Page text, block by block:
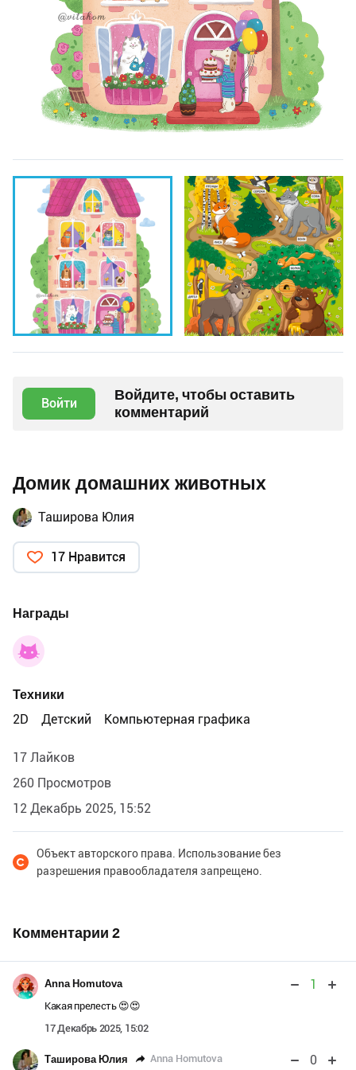
Войти
Войдите, чтобы оставить
комментарий
Домик домашних животных
Таширова Юлия
17 Нравится
Награды
Техники
2D
Детский Компьютерная графика
17 Лайков
260 Просмотров
12 Декабрь 2025, 15:52
Объект авторского права. Использование без
разрешения правообладателя запрещено.
Комментарии 2
Anna Homutova 1
Какая прелесть 😍😍
17 Декабрь 2025, 15:02
Таширова Юлия Anna Homutova 0